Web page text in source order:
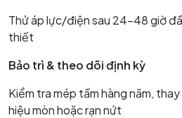
Thử áp lực/điện sau 24–48 giờ
thiết
Bảo trì & theo dõi định kỳ
Kiểm tra mép tấm hàng năm,
hiệu mòn hoặc rạn nứt